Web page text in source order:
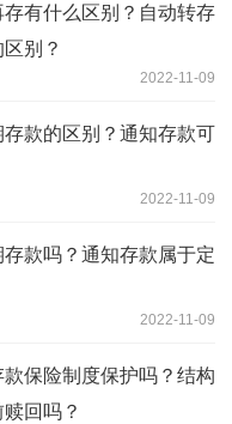
有什么区别？自动转存
别？
2022-11-09
款的区别？通知存款可
2022-11-09
款吗？通知存款属于定
2022-11-09
保险制度保护吗？结构
回吗？